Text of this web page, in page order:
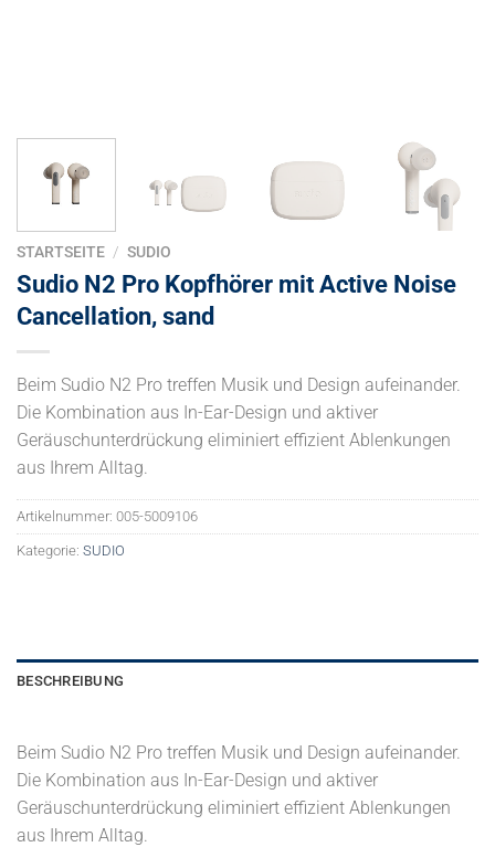
STARTSEITE / SUDIO
Sudio N2 Pro Kopfhörer mit Active Noise
Cancellation, sand
Beim Sudio N2 Pro treffen Musik und Design aufeinander.
Die Kombination aus In-Ear-Design und aktiver
Geräuschunterdrückung eliminiert effizient Ablenkungen
aus Ihrem Alltag.
Artikelnummer: 005-5009106
Kategorie: SUDIO
BESCHREIBUNG
Beim Sudio N2 Pro treffen Musik und Design aufeinander.
Die Kombination aus In-Ear-Design und aktiver
Geräuschunterdrückung eliminiert effizient Ablenkungen
aus Ihrem Alltag.